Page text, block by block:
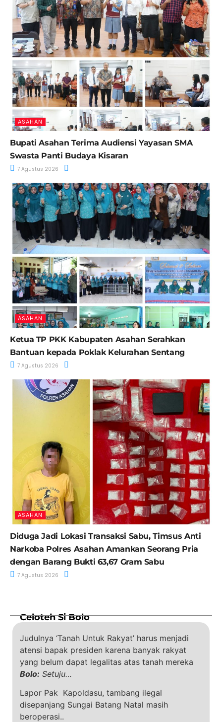
ASAHAN
Bupati Asahan Terima Audiensi Yayasan SMA
Swasta Panti Budaya Kisaran
7 Agustus 2026
ASAHAN
Ketua TP PKK Kabupaten Asahan Serahkan
Bantuan kepada Poklak Kelurahan Sentang
7 Agustus 2026
ASAHAN
Diduga Jadi Lokasi Transaksi Sabu, Timsus Anti
Narkoba Polres Asahan Amankan Seorang Pria
dengan Barang Bukti 63,67 Gram Sabu
7 Agustus 2026
Celoteh Si Bolo
Judulnya ‘Tanah Untuk Rakyat’ harus menjadi
atensi bapak presiden karena banyak rakyat
yang belum dapat legalitas atas tanah mereka
Bolo: Setuju…
Lapor Pak Kapoldasu, tambang ilegal
disepanjang Sungai Batang Natal masih
beroperasi..